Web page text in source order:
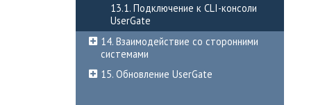
13.1. Подключение к CLI-консоли
UserGate
14. Взаимодействие со сторонними
системами
15. Обновление UserGate